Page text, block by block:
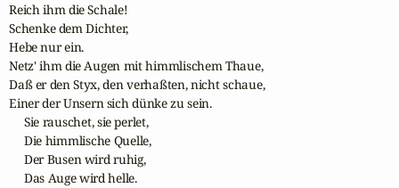
Reich ihm die Schale!
Schenke dem Dichter,
Hebe nur ein.
Netz' ihm die Augen mit himmlischem Thaue,
Daß er den Styx, den verhaßten, nicht schaue,
Einer der Unsern sich dünke zu sein.
     Sie rauschet, sie perlet,
     Die himmlische Quelle,
     Der Busen wird ruhig,
     Das Auge wird helle.